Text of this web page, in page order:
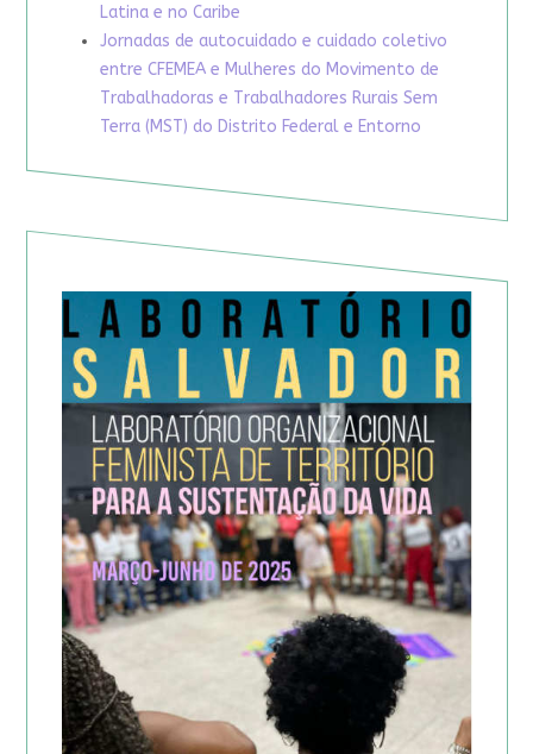
Latina e no Caribe
Jornadas de autocuidado e cuidado coletivo
entre CFEMEA e Mulheres do Movimento de
Trabalhadoras e Trabalhadores Rurais Sem
Terra (MST) do Distrito Federal e Entorno